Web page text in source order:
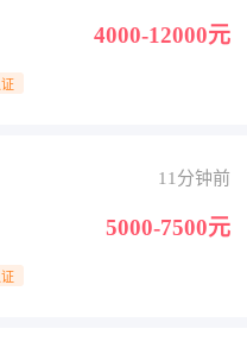
4000-12000元
11分钟前
5000-7500元